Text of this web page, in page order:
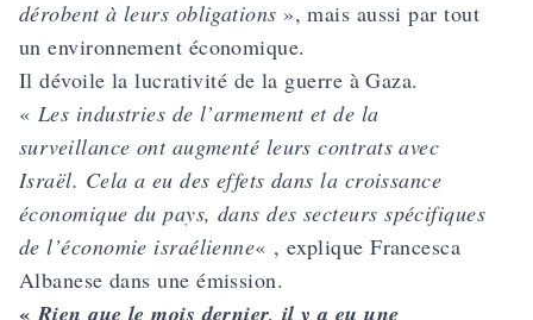
dérobent à leurs obligations », mais aussi par tout
un environnement économique.
Il dévoile la lucrativité de la guerre à Gaza.
« Les industries de l’armement et de la
surveillance ont augmenté leurs contrats avec
Israël. Cela a eu des effets dans la croissance
économique du pays, dans des secteurs spécifiques
de l’économie israélienne« , explique Francesca
Albanese dans une émission.
«Rien que le mois dernier, il y a eu une